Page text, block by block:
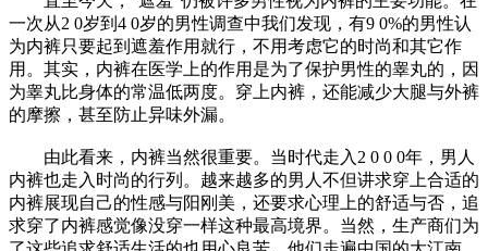
一次从2 0岁到4 0岁的男性调查中我们发现，有9 0%的男性认
为内裤只要起到遮羞作用就行，不用考虑它的时尚和其它作
用。其实，内裤在医学上的作用是为了保护男性的睾丸的，因
为睾丸比身体的常温低两度。穿上内裤，还能减少大腿与外裤
的摩擦，甚至防止异味外漏。
由此看来，内裤当然很重要。当时代走入2 0 0 0年，男人
内裤也走入时尚的行列。越来越多的男人不但讲求穿上合适的
内裤展现自己的性感与阳刚美，还要求心理上的舒适与否，追
求穿了内裤感觉像没穿一样这种最高境界。当然，生产商们为